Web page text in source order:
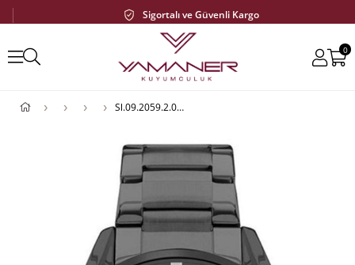
Sigortalı ve Güvenli Kargo
0
Sl.09.2059.2.01 Erkek Kol Saati